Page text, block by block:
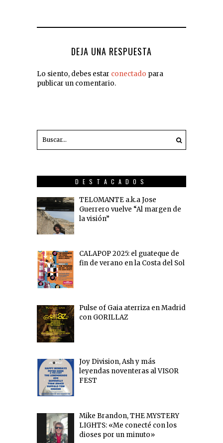
DEJA UNA RESPUESTA
Lo siento, debes estar conectado para
publicar un comentario.
DESTACADOS
TELOMANTE a.k.a Jose
Guerrero vuelve “Al margen de
la visión”
CALAPOP 2025: el guateque de
fin de verano en la Costa del Sol
Pulse of Gaia aterriza en Madrid
con GORILLAZ
Joy Division, Ash y más
leyendas noventeras al VISOR
FEST
Mike Brandon, THE MYSTERY
LIGHTS: «Me conecté con los
dioses por un minuto»